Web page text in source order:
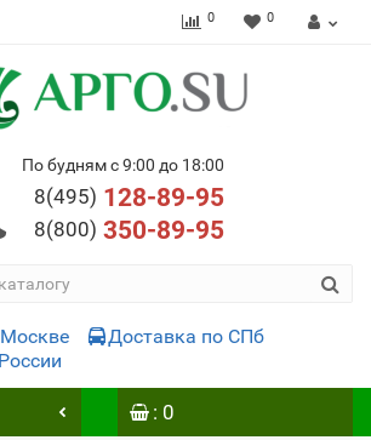
0 0
По будням с 9:00 до 18:00
8(495) 128-89-95
8(800) 350-89-95
Доставка по СПб
: 0